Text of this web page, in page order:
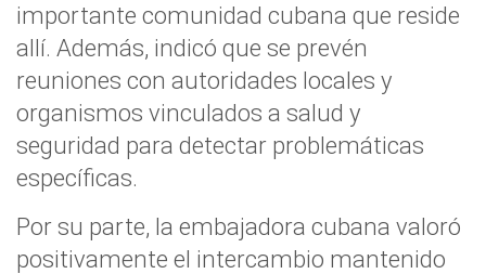
importante comunidad cubana que reside
allí. Además, indicó que se prevén
reuniones con autoridades locales y
organismos vinculados a salud y
seguridad para detectar problemáticas
específicas.
Por su parte, la embajadora cubana valoró
positivamente el intercambio mantenido